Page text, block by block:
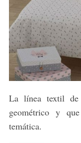
La línea textil de
geométrico y
temática.